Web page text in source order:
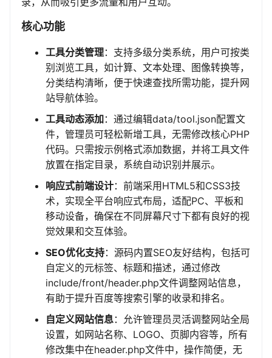
核心功能
工具分类管理：支持多级分类系统，用户可按类
别浏览工具，如计算、文本处理、图像转换等，
分类结构清晰，便于快速查找所需功能，提升网
站导航体验。
工具动态添加 ：通过编辑data/tool.json配置文
件，管理员可轻松新增工具，无需修改核心PHP
代码。只需按示例格式添加数据，并将工具文件
放置在指定目录，系统自动识别并展示。
响应式前端设计：前端采用HTML5和CSS3技
术，实现全平台响应式布局，适配PC、平板和
移动设备，确保在不同屏幕尺寸下都有良好的视
觉效果和交互体验。
SEO优化支持：源码内置SEO友好结构，包括可
自定义的元标签、标题和描述，通过修改
include/front/header.php文件调整网站信息，
有助于提升百度等搜索引擎的收录和排名。
自定义网站信息：允许管理员灵活调整网站全局
设置，如网站名称、LOGO、页脚内容等，所有
修改集中在header.php文件中，操作简便，无